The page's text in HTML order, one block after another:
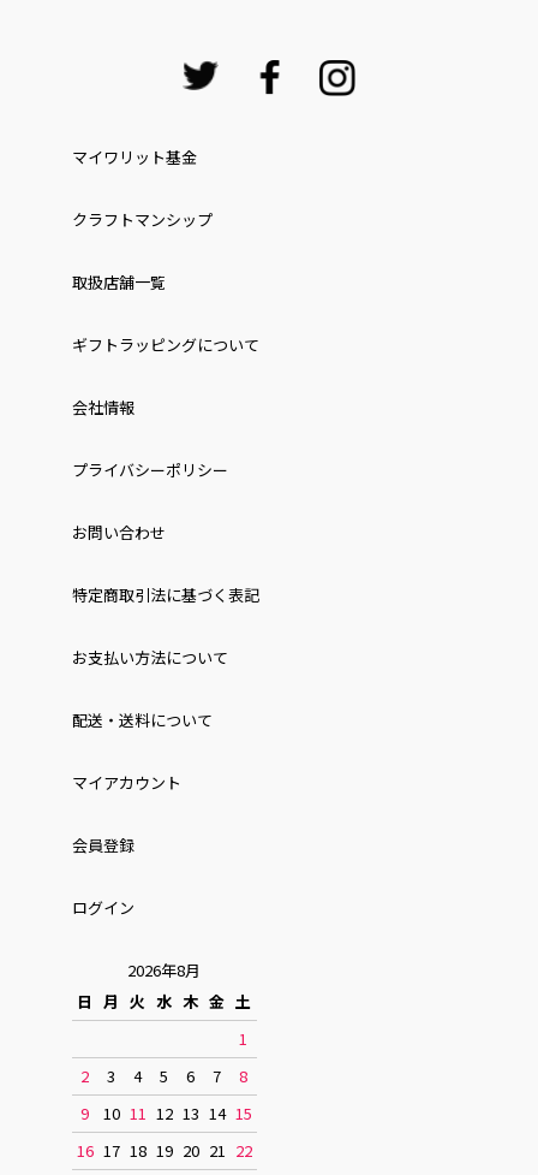
マイワリット基金
クラフトマンシップ
取扱店舗一覧
ギフトラッピングについて
会社情報
プライバシーポリシー
お問い合わせ
特定商取引法に基づく表記
お⽀払い⽅法について
配送・送料について
マイアカウント
会員登録
ログイン
2026年8月
日 月 火 水 木 金 土
1
2
3 4 5 6 7
8
9
10 11 12 13 14 15
16 17 18 19 20 21 22